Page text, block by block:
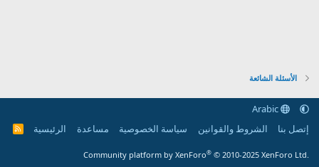
الأسئلة الشائعة
Arabic
إتصل بنا
الشروط والقوانين سياسة الخصوصية مساعدة الرئيسية
R
Community platform by XenForo® © 2010-2025 XenForo Ltd.